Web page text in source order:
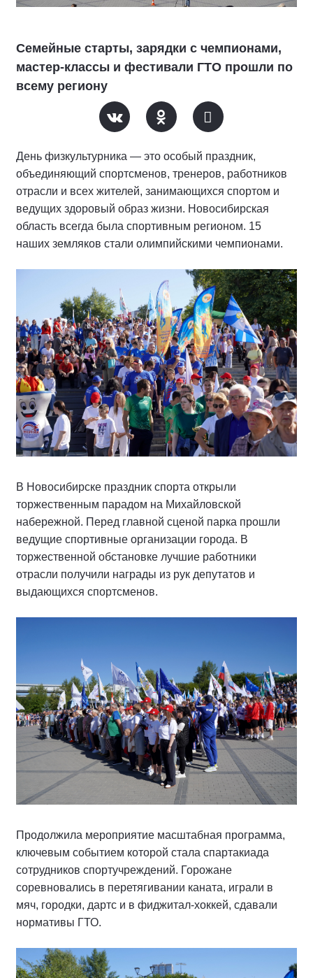
Семейные старты, зарядки с чемпионами,
мастер-классы и фестивали ГТО прошли по
всему региону
День физкультурника — это особый праздник,
объединяющий спортсменов, тренеров, работников
отрасли и всех жителей, занимающихся спортом и
ведущих здоровый образ жизни. Новосибирская
область всегда была спортивным регионом. 15
наших земляков стали олимпийскими чемпионами.
В Новосибирске праздник спорта открыли
торжественным парадом на Михайловской
набережной. Перед главной сценой парка прошли
ведущие спортивные организации города. В
торжественной обстановке лучшие работники
отрасли получили награды из рук депутатов и
выдающихся спортсменов.
Продолжила мероприятие масштабная программа,
ключевым событием которой стала спартакиада
сотрудников спортучреждений. Горожане
соревновались в перетягивании каната, играли в
мяч, городки, дартс и в фиджитал-хоккей, сдавали
нормативы ГТО.